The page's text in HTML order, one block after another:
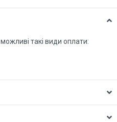
такі види оплати: